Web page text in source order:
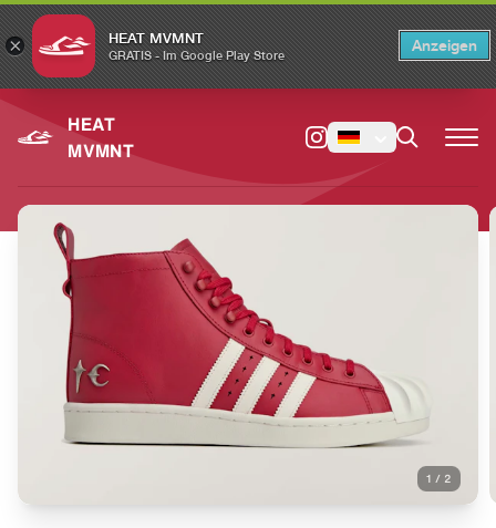
× HEAT MVMNT
GRATIS - Im Google Play Store
Anzeigen
HEAT
MVMNT
1 / 2
Switch to the English version? Switch ×